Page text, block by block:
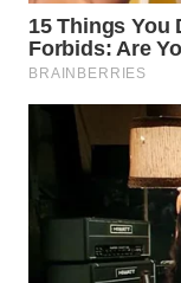
WN
SULSEL
WN
GORONTALO
SULUT